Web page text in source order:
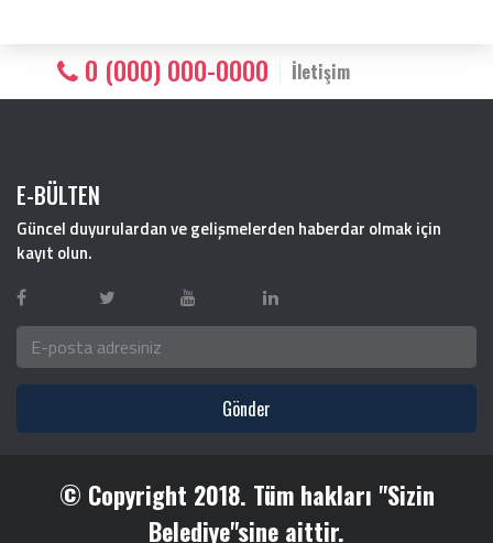
0 (000) 000-0000 İletişim
E-BÜLTEN
Güncel duyurulardan ve gelişmelerden haberdar olmak için
kayıt olun.
Gönder
© Copyright 2018. Tüm hakları "Sizin
Belediye"sine aittir.